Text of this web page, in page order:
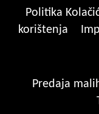
Politika
korištenja
Predaja